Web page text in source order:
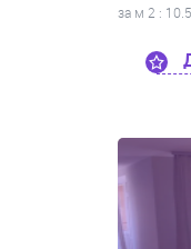
за м 2 :